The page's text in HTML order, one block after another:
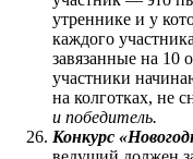
утреннике и у
каждого
завязанные на 10
участники
на колготках, не
и победитель.
Конкурс